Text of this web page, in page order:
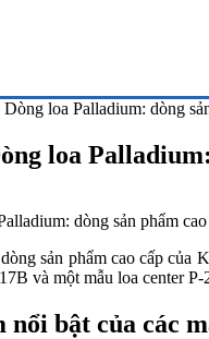
loa Palladium: dòng
loa
sản phẩm cao cấp của
và một mẫu loa center P-
nổi bật của các